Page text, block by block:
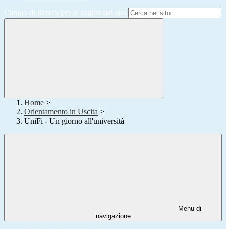
Campo di ricerca per le pagine del sito
Home >
Orientamento in Uscita >
UniFi - Un giorno all'università
Menu di
navigazione